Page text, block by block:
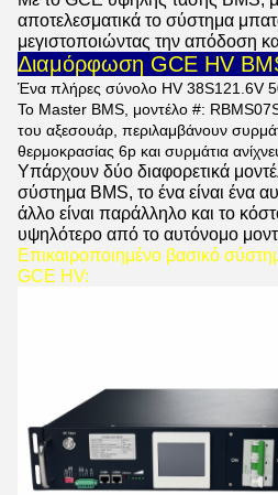
αποτελεσματικά το σύστημα
μεγιστοποιώντας την απόδοση
Διαμόρφωση GCE HV
Ένα πλήρες σύνολο HV 38S121.6V
Το Master BMS, μοντέλο #:
του αξεσουάρ, περιλαμβάνουν
θερμοκρασίας 6p και συρμάτια
Υπάρχουν δύο διαφορετικά
σύστημα BMS, το ένα είναι ένα
άλλο είναι παράλληλο και το
υψηλότερο από το αυτόνομο
Επικαιροποιημένο βασικό
GCE HV: